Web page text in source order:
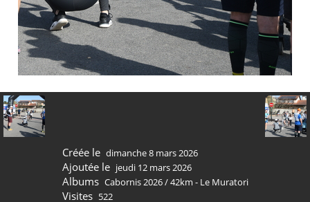
Créée le dimanche 8 mars 2026
Ajoutée le jeudi 12 mars 2026
Albums Cabornis 2026/42km - Le Muratori
Visites 522